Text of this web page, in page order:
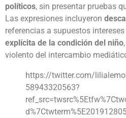
políticos, sin presentar pruebas
Las expresiones incluyeron
referencias a supuestos
explícita de la condición del niño
violento del intercambio
https://twitter.com/
58943320563?